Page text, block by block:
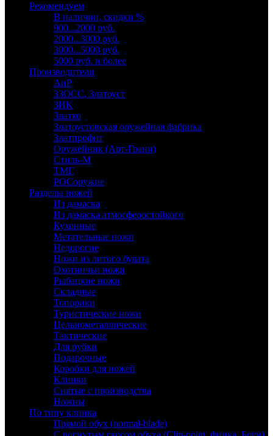
Рекомендуем
В наличии, скидки %
900...2000 руб.
2000...3000 руб.
3000...5000 руб.
5000 руб. и более
Производители
АиР
ЗЗОСС, Златоуст
ЗИК
Златко
Златоустовская оружейная фабрика
Златпрофит
Оружейник (Арт-Грани)
Стиль-М
ТМГ
РОСоружие
Разделы ножей
Из дамаска
Из дамаска атмосферостойкого
Кухонные
Метательные ножи
Недорогие
Ножи из литого булата
Охотничьи ножи
Рыбацкие ножи
Складные
Топорики
Туристические ножи
Цельнометаллические
Тактические
Для рубки
Подарочные
Коробки для ножей
Клинки
Снятые с производства
Ножны
По типу клинка
Прямой обух (normal-blade)